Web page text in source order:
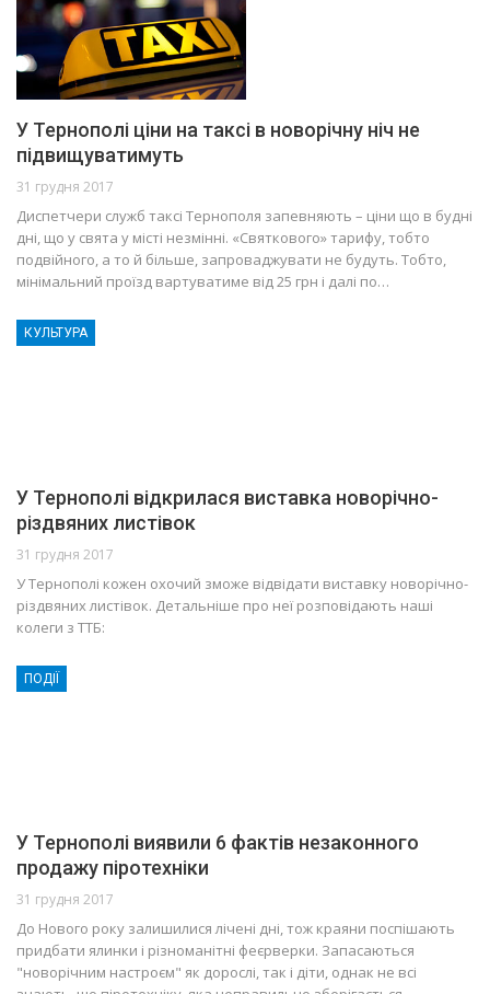
У Тернополі ціни на таксі в новорічну ніч не
підвищуватимуть
31 грудня 2017
Диспетчери служб таксі Тернополя запевняють – ціни що в будні
дні, що у свята у місті незмінні. «Святкового» тарифу, тобто
подвійного, а то й більше, запроваджувати не будуть. Тобто,
мінімальний проїзд вартуватиме від 25 грн і далі по…
КУЛЬТУРА
У Тернополі відкрилася виставка новорічно-
різдвяних листівок
31 грудня 2017
У Тернополі кожен охочий зможе відвідати виставку новорічно-
різдвяних листівок. Детальніше про неї розповідають наші
колеги з ТТБ:
ПОДІЇ
У Тернополі виявили 6 фактів незаконного
продажу піротехніки
31 грудня 2017
До Нового року залишилися лічені дні, тож краяни поспішають
придбати ялинки і різноманітні феєрверки. Запасаються
"новорічним настроєм" як дорослі, так і діти, однак не всі